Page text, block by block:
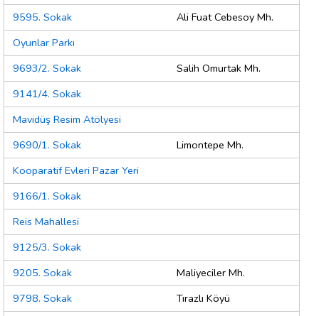
9595. Sokak
Ali Fuat Cebesoy Mh.
Oyunlar Parkı
9693/2. Sokak
Salih Omurtak Mh.
9141/4. Sokak
Mavidüş Resim Atölyesi
9690/1. Sokak
Limontepe Mh.
Kooparatif Evleri Pazar Yeri
9166/1. Sokak
Reis Mahallesi
9125/3. Sokak
9205. Sokak
Maliyeciler Mh.
9798. Sokak
Tırazlı Köyü